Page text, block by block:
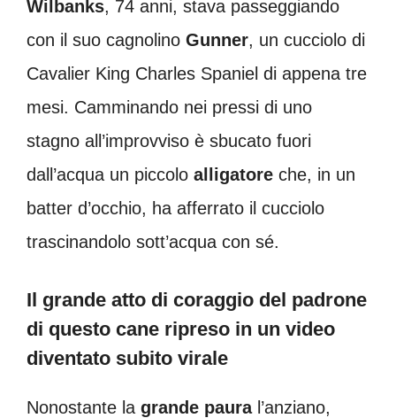
Wilbanks, 74 anni, stava passeggiando
con il suo cagnolino Gunner, un cucciolo di
Cavalier King Charles Spaniel di appena tre
mesi. Camminando nei pressi di uno
stagno all’improvviso è sbucato fuori
dall’acqua un piccolo alligatore che, in un
batter d’occhio, ha afferrato il cucciolo
trascinandolo sott’acqua con sé.
Il grande atto di coraggio del padrone
di questo cane ripreso in un video
diventato subito virale
Nonostante la grande paural’anziano,